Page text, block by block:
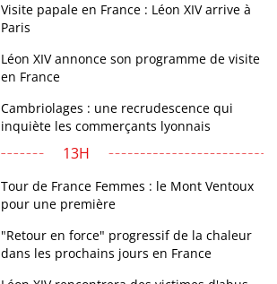
Visite papale en France : Léon XIV arrive à
Paris
Léon XIV annonce son programme de visite
en France
Cambriolages : une recrudescence qui
inquiète les commerçants lyonnais
13H
Tour de France Femmes : le Mont Ventoux
pour une première
"Retour en force" progressif de la chaleur
dans les prochains jours en France